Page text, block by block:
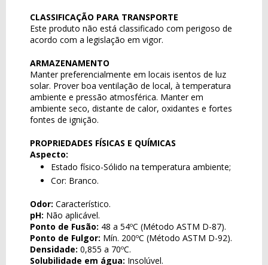
CLASSIFICAÇÃO PARA TRANSPORTE
Este produto não está classificado com perigoso de
acordo com a legislação em vigor.
ARMAZENAMENTO
Manter preferencialmente em locais isentos de luz
solar. Prover boa ventilação de local, à temperatura
ambiente e pressão atmosférica. Manter em
ambiente seco, distante de calor, oxidantes e fortes
fontes de ignição.
PROPRIEDADES FÍSICAS E QUÍMICAS
Aspecto:
Estado físico-Sólido na temperatura ambiente;
Cor: Branco.
Odor: Característico.
pH: Não aplicável.
Ponto de Fusão: 48 a 54ºC (Método ASTM D-87).
Ponto de Fulgor: Mín. 200ºC (Método ASTM D-92).
Densidade: 0,855 a 70ºC.
Solubilidade em água: Insolúvel.